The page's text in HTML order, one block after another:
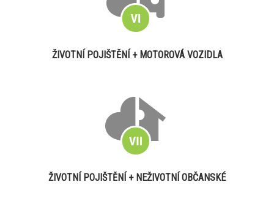
ŽIVOTNÍ POJIŠTĚNÍ + MOTOROVÁ VOZIDLA
ŽIVOTNÍ POJIŠTĚNÍ + NEŽIVOTNÍ OBČANSKÉ